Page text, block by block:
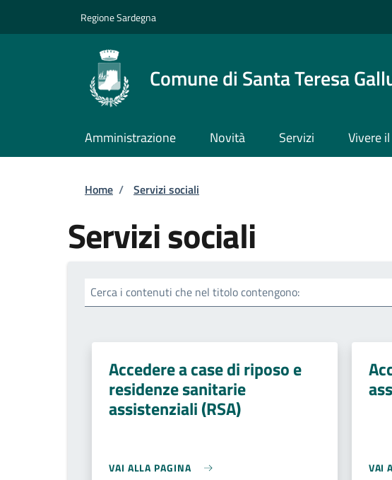
Regione Sardegna
Comune di Santa Teresa
Amministrazione Novità Servizi Vivere
Briciole di pane
Home / Servizi sociali
Servizi sociali
Cerca i contenuti che nel titolo contengono:
Accedere a case di riposo e
residenze sanitarie
assistenziali (RSA)
VAI ALLA PAGINA VAI